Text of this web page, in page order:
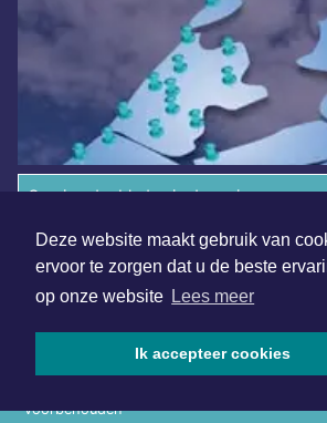
Deze website maakt gebruik van
ervoor te zorgen dat u de beste
op onze website Lees meer
Ik accepteer cookies
Overige dagbladen in de regio
voorbehouden
Algemene voorwaarden
Disclaimer